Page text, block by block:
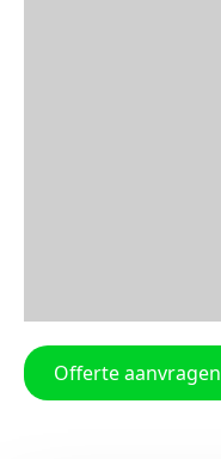
Offerte aanvragen